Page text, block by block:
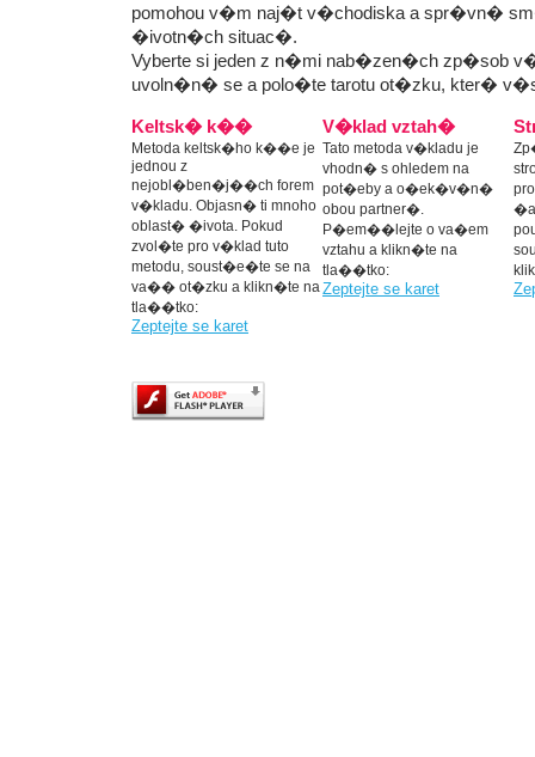
pomohou v�m naj�t v�chodiska a spr�vn�
�ivotn�ch situac�.
Vyberte si jeden z n�mi nab�zen�ch zp�sob
uvoln�n� se a polo�te tarotu ot�zku, kter�
Keltsk� k��
Metoda keltsk�ho k��e je
jednou z
nejobl�ben�j��ch forem
v�kladu. Objasn� ti mnoho
oblast� �ivota. Pokud
zvol�te pro v�klad tuto
metodu, soust�e�te se na
va�� ot�zku a klikn�te na
tla��tko:
Zeptejte se karet
V�klad vztah�
Tato metoda v�kladu je
vhodn� s ohledem na
pot�eby a o�ek�v�n�
obou partner�.
P�em��lejte o va�em
vztahu a klikn�te na
tla��tko:
Zeptejte se karet